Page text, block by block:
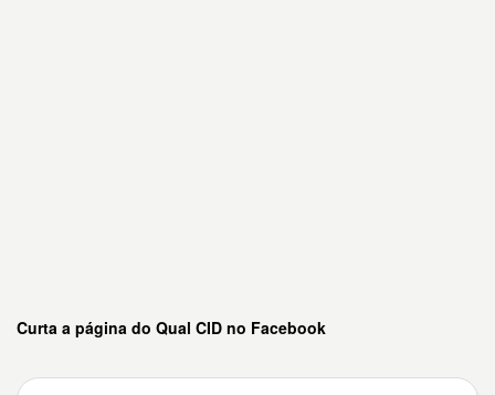
Curta a página do Qual CID no Facebook